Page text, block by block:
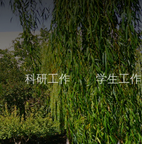
科研工作 学生工作